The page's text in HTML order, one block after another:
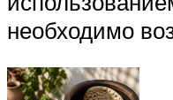
необходимо